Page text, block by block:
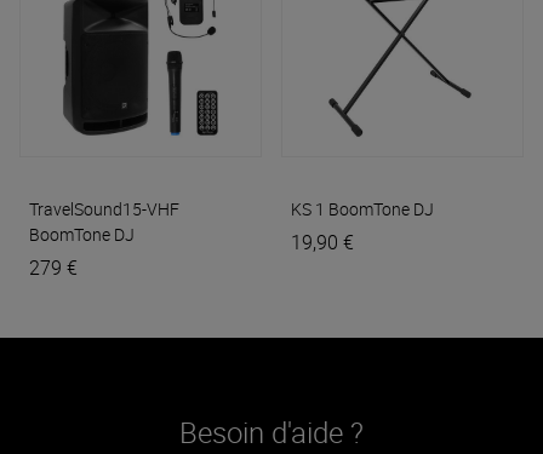
TravelSound15-VHF
BoomTone DJ
279 €
KS 1 BoomTone DJ
19,90 €
Besoin d'aide ?